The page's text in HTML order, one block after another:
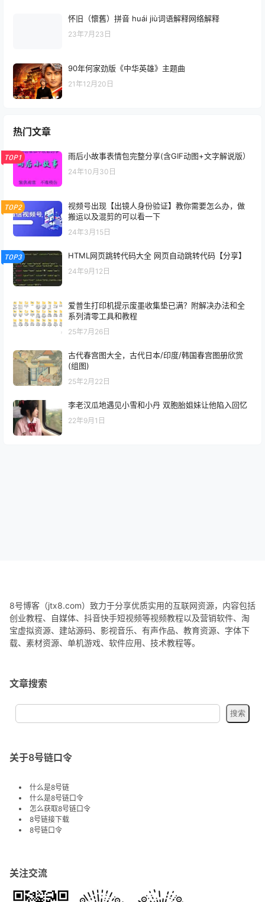
怀旧（懷舊）拼音 huái jiù词语解释网络解释
23年7月23日
90年何家劲版《中华英雄》主题曲
21年12月20日
热门文章
TOP1 雨后小故事表情包完整分享(含GIF动图+文字解说版）
24年10月30日
TOP2
视频号出现【出镜人身份验证】教你需要怎么办，做
搬运以及混剪的可以看一下
24年3月15日
TOP3 HTML网页跳转代码大全 网页自动跳转代码【分享】
24年9月12日
爱普生打印机提示废墨收集垫已满？附解决办法和全
系列清零工具和教程
25年7月26日
古代春宫图大全，古代日本/印度/韩国春宫图册欣赏
(组图)
25年2月22日
李老汉瓜地遇见小雪和小丹 双胞胎姐妹让他陷入回忆
22年9月1日
8号博客（jtx8.com）致力于分享优质实用的互联网资源，内容包括
创业教程、自媒体、抖音快手短视频等视频教程以及营销软件、淘
宝虚拟资源、建站源码、影视音乐、有声作品、教育资源、字体下
载、素材资源、单机游戏、软件应用、技术教程等。
文章搜索
关于8号链口令
什么是8号链
什么是8号链口令
怎么获取8号链口令
8号链接下载
8号链口令
关注交流